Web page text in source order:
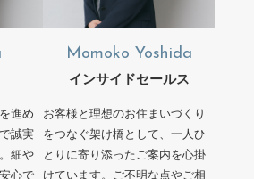
進め
誠実
細や
心で
Momoko Yoshida
インサイドセールス
お客様と理想のお住まいづくり
をつなぐ架け橋として、一人ひ
とりに寄り添ったご案内を心掛
けています。ご不明な点やご相